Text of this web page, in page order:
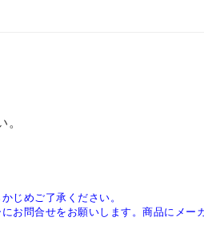
じめご了承ください。
お問合せをお願いします。商品にメー